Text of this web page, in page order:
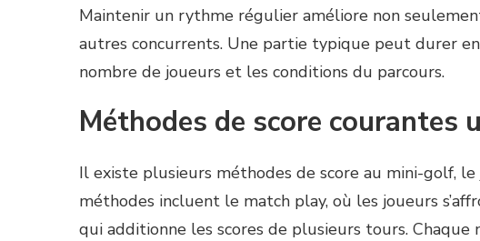
Maintenir un rythme régulier améliore non
autres concurrents. Une partie typique peut durer
nombre de joueurs et les conditions du parcours.
Méthodes de score
Il existe plusieurs méthodes de score au mini-golf,
méthodes incluent le match play, où les joueurs
qui additionne les scores de plusieurs tours.